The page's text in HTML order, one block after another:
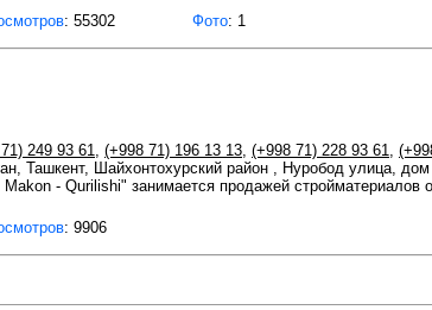
: 55302 Фото: 1
249 93 61, (+998 71) 196 13 13, (+998 71) 228 93 61,
Ташкент, Шайхонтохурский район , Нуробод улица,
- Qurilishi" занимается продажей стройматериалов
: 9906